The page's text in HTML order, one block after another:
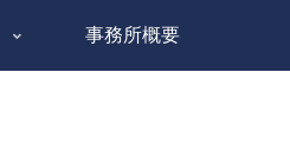
事務所概要